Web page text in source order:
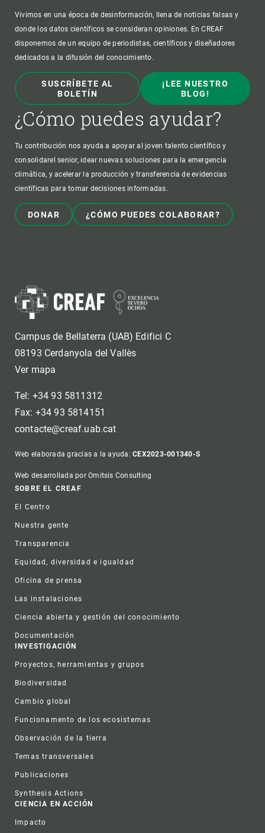
Vivimos en una época de desinformación, llena de noticias falsas y
donde los datos científicos se consideran opiniones. En CREAF
disponemos de un equipo de periodistas, científicos y diseñadores
dedicados a la difusión del conocimiento.
SUSCRÍBETE AL
BOLETÍN
¡LEE NUESTRO
BLOG!
¿Cómo puedes ayudar?
Tu contribución nos ayuda a apoyar al joven talento científico y
consolidarel senior, idear nuevas soluciones para la emergencia
climática, y acelerar la producción y transferencia de evidencias
científicas para tomar decisiones informadas.
DONAR ¿CÓMO PUEDES COLABORAR?
Campus de Bellaterra (UAB) Edifici C
08193 Cerdanyola del Vallès
Ver mapa
Tel: +34 93 5811312
Fax: +34 93 5814151
contacte@creaf.uab.cat
Web elaborada gracias a la ayuda:CEX2023-001340-S
Web desarrollada por Omitsis Consulting
Footer
SOBRE EL CREAF
El Centro
Nuestra gente
Transparencia
Equidad, diversidad e igualdad
Oficina de prensa
Las instalaciones
Ciencia abierta y gestión del conocimiento
Documentación
INVESTIGACIÓN
Proyectos, herramientas y grupos
Biodiversidad
Cambio global
Funcionamento de los ecosistemas
Observación de la tierra
Temas transversales
Publicaciones
Synthesis Actions
CIENCIA EN ACCIÓN
Impacto